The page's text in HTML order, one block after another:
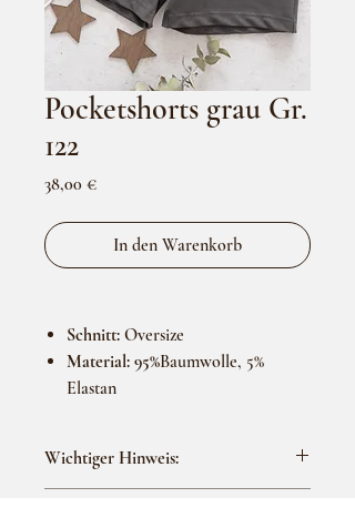
Pocketshorts grau Gr.
122
38,00 €Preis
In den Warenkorb
Schnitt: Oversize
Material: 95%Baumwolle, 5%
Elastan
Wichtiger Hinweis: